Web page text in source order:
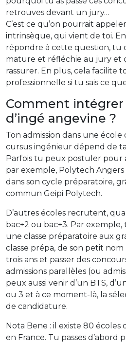
retrouves devant un jury…
C’est ce qu’on pourrait
intrinsèque, qui vient de toi. En
répondre à cette question, tu
mature et réfléchie au jury et
rassurer. En plus, cela facilite
professionnelle si tu sais ce
Comment intégrer
d’ingé angevine ?
Ton admission dans une école
cursus ingénieur dépend de
Parfois tu peux postuler pour
par exemple, Polytech
dans son cycle préparatoire,
commun Geipi Polytech.
D’autres écoles recrutent,
bac+2 ou bac+3. Par
une classe préparatoire aux
classe prépa, de son petit
trois ans et passer des
admissions parallèles (ou
peux aussi venir d’un BTS,
ou 3 et à ce moment-là, la
de candidature.
Nota Bene : il existe 80 écoles
en France. Tu passes d’abord